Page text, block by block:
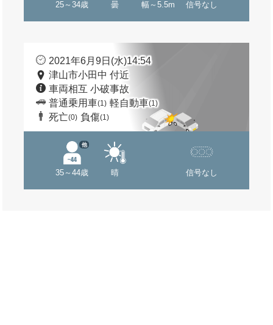
25～34歳 曇 幅～5.5m 信号なし
2021年6月9日(水)14:54
津山市小田中 付近
車両相互 小破事故
普通乗用車(1) 軽自動車(1)
死亡(0) 負傷(1)
35～44歳
他
晴 信号なし